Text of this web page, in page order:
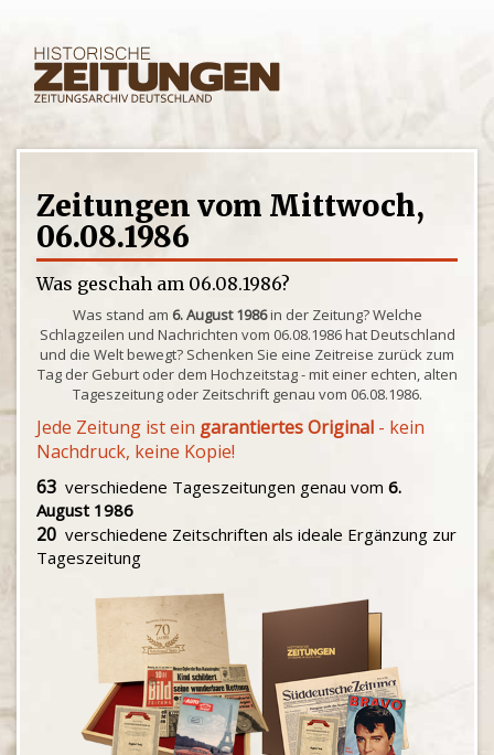
Zeitungen vom Mittwoch,
06.08.1986
Was geschah am 06.08.1986?
Was stand am 6. August 1986in der Zeitung? Welche
Schlagzeilen und Nachrichten vom 06.08.1986 hat Deutschland
und die Welt bewegt? Schenken Sie eine Zeitreise zurück zum
Tag der Geburt oder dem Hochzeitstag - mit einer echten, alten
Tageszeitung oder Zeitschrift genau vom 06.08.1986.
Jede Zeitung ist ein garantiertes Original - kein
Nachdruck, keine Kopie!
63 verschiedene Tageszeitungen genau vom 6.
August 1986
20 verschiedene Zeitschriften als ideale Ergänzung zur
Tageszeitung